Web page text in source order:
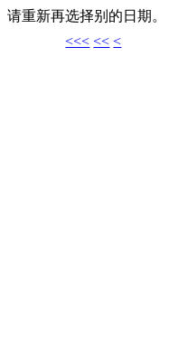
重新再选择别的日期。
<<< << <